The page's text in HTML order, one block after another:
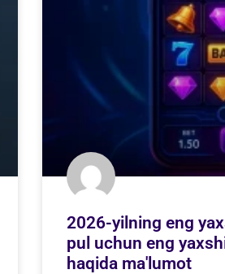
2026-yilning eng
pul uchun eng
haqida ma'lumot